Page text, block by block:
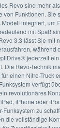
Revo sind mehr
von Funktionen. Sie
integriert, um
mit Spaß
3.3 lässt Sie mit
während
jederzeit
Die Revo-Technik
einen Nitro-Truck
verfügt
revolutionäres
iPhone oder
Funksystem zu
die vollständige